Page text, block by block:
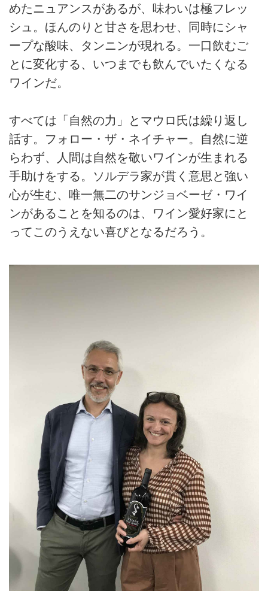
めたニュアンスがあるが、味わいは極フレッ
シュ。ほんのりと甘さを思わせ、同時にシャ
ープな酸味、タンニンが現れる。一口飲むご
とに変化する、いつまでも飲んでいたくなる
ワインだ。
すべては「自然の力」とマウロ氏は繰り返し
話す。フォロー・ザ・ネイチャー。自然に逆
らわず、人間は自然を敬いワインが生まれる
手助けをする。ソルデラ家が貫く意思と強い
心が生む、唯一無二のサンジョベーゼ・ワイ
ンがあることを知るのは、ワイン愛好家にと
ってこのうえない喜びとなるだろう。